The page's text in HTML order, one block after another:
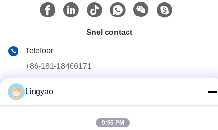
Snel contact
Telefoon
+86-181-18466171
Lingyao
9:55 PM